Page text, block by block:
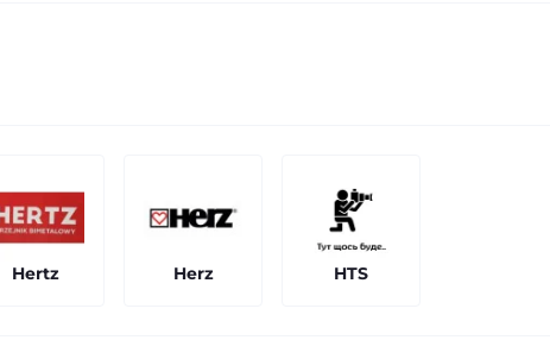
Hertz Herz HTS